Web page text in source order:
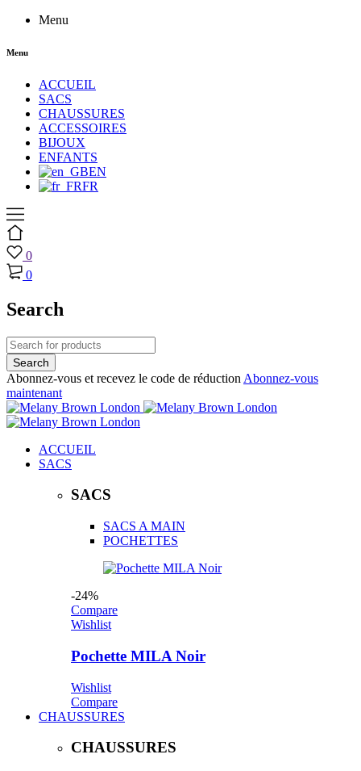
Menu
Menu
ACCUEIL
SACS
CHAUSSURES
ACCESSOIRES
BIJOUX
ENFANTS
EN
FR
0
0
Search
Abonnez-vous et recevez le code de réduction Abonnez-vous
maintenant
ACCUEIL
SACS
SACS
SACS A MAIN
POCHETTES
-24%
Compare
Wishlist
Pochette MILA Noir
Wishlist
Compare
CHAUSSURES
CHAUSSURES